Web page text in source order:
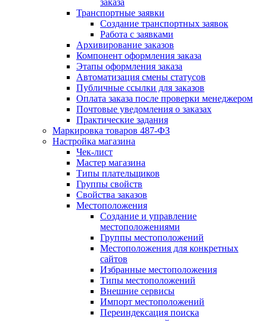
заказа
Транспортные заявки
Создание транспортных заявок
Работа с заявками
Архивирование заказов
Компонент оформления заказа
Этапы оформления заказа
Автоматизация смены статусов
Публичные ссылки для заказов
Оплата заказа после проверки менеджером
Почтовые уведомления о заказах
Практические задания
Маркировка товаров 487-ФЗ
Настройка магазина
Чек-лист
Мастер магазина
Типы плательщиков
Группы свойств
Свойства заказов
Местоположения
Создание и управление
местоположениями
Группы местоположений
Местоположения для конкретных
сайтов
Избранные местоположения
Типы местоположений
Внешние сервисы
Импорт местоположений
Переиндексация поиска